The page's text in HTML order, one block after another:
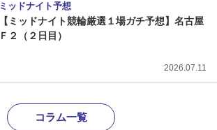
ミッドナイト予想
【ミッドナイト競輪厳選１場ガチ予想】名古屋
Ｆ２（２日目）
2026.07.11
コラム一覧